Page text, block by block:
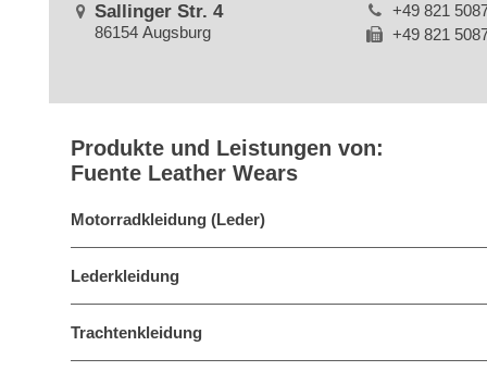
Sallinger Str. 4
86154 Augsburg
+49 821
+49 821
Produkte und Leistungen von:
Fuente Leather Wears
Motorradkleidung (Leder)
Lederkleidung
Trachtenkleidung